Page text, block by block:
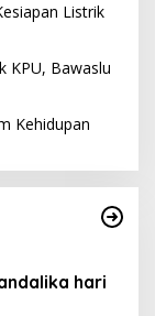
Listrik
KPU, Bawaslu
Kehidupan
hari